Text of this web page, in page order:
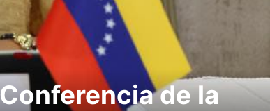
de la